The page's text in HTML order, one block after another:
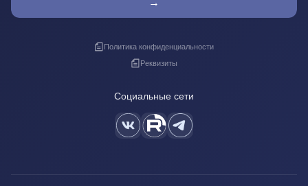
Политика конфиденциальности
Реквизиты
Социальные сети